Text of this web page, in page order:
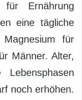
für Ernährung
eine tägliche
für
Männer. Alter,
Lebensphasen
noch erhöhen.